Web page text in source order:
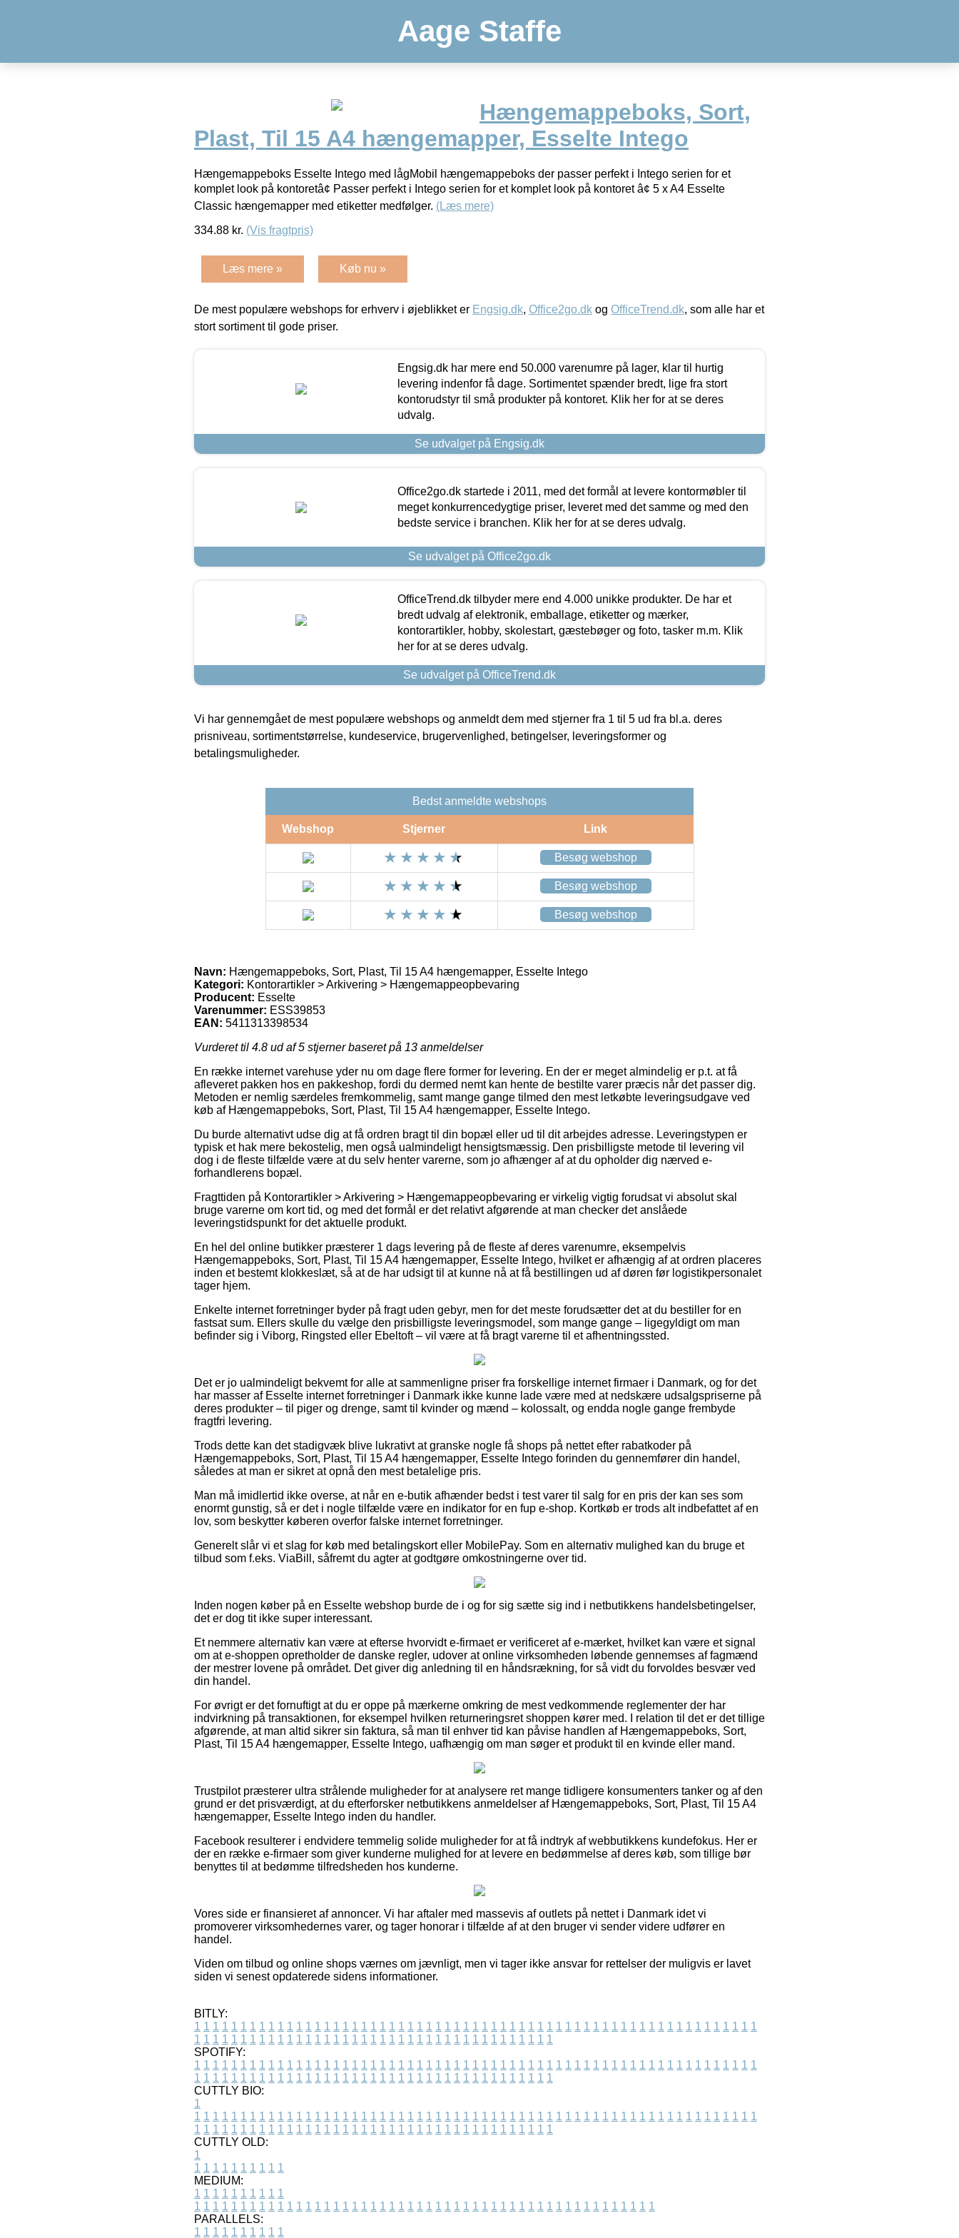
Aage Staffe
Hængemappeboks, Sort,
Plast, Til 15 A4 hængemapper, Esselte Intego
Hængemappeboks Esselte Intego med lågMobil hængemappeboks der passer perfekt i Intego serien for et
komplet look på kontoretâ¢ Passer perfekt i Intego serien for et komplet look på kontoret â¢ 5 x A4 Esselte
Classic hængemapper med etiketter medfølger. (Læs mere)
334.88 kr. (Vis fragtpris)
Læs mere » Køb nu »
De mest populære webshops for erhverv i øjeblikket er Engsig.dk, Office2go.dk og OfficeTrend.dk, som alle har et
stort sortiment til gode priser.
Engsig.dk har mere end 50.000 varenumre på lager, klar til hurtig
levering indenfor få dage. Sortimentet spænder bredt, lige fra stort
kontorudstyr til små produkter på kontoret. Klik her for at se deres
udvalg.
Se udvalget på Engsig.dk
Office2go.dk startede i 2011, med det formål at levere kontormøbler til
meget konkurrencedygtige priser, leveret med det samme og med den
bedste service i branchen. Klik her for at se deres udvalg.
Se udvalget på Office2go.dk
OfficeTrend.dk tilbyder mere end 4.000 unikke produkter. De har et
bredt udvalg af elektronik, emballage, etiketter og mærker,
kontorartikler, hobby, skolestart, gæstebøger og foto, tasker m.m. Klik
her for at se deres udvalg.
Se udvalget på OfficeTrend.dk
Vi har gennemgået de mest populære webshops og anmeldt dem med stjerner fra 1 til 5 ud fra bl.a. deres
prisniveau, sortimentstørrelse, kundeservice, brugervenlighed, betingelser, leveringsformer og
betalingsmuligheder.
Bedst anmeldte webshops
Webshop Stjerner Link
Besøg webshop
Besøg webshop
Besøg webshop
Navn: Hængemappeboks, Sort, Plast, Til 15 A4 hængemapper, Esselte Intego
Kategori: Kontorartikler > Arkivering > Hængemappeopbevaring
Producent: Esselte
Varenummer: ESS39853
EAN: 5411313398534
Vurderet til 4.8 ud af 5 stjerner baseret på 13 anmeldelser
En række internet varehuse yder nu om dage flere former for levering. En der er meget almindelig er p.t. at få
afleveret pakken hos en pakkeshop, fordi du dermed nemt kan hente de bestilte varer præcis når det passer dig.
Metoden er nemlig særdeles fremkommelig, samt mange gange tilmed den mest letkøbte leveringsudgave ved
køb af Hængemappeboks, Sort, Plast, Til 15 A4 hængemapper, Esselte Intego.
Du burde alternativt udse dig at få ordren bragt til din bopæl eller ud til dit arbejdes adresse. Leveringstypen er
typisk et hak mere bekostelig, men også ualmindeligt hensigtsmæssig. Den prisbilligste metode til levering vil
dog i de fleste tilfælde være at du selv henter varerne, som jo afhænger af at du opholder dig nærved e-
forhandlerens bopæl.
Fragttiden på Kontorartikler > Arkivering > Hængemappeopbevaring er virkelig vigtig forudsat vi absolut skal
bruge varerne om kort tid, og med det formål er det relativt afgørende at man checker det anslåede
leveringstidspunkt for det aktuelle produkt.
En hel del online butikker præsterer 1 dags levering på de fleste af deres varenumre, eksempelvis
Hængemappeboks, Sort, Plast, Til 15 A4 hængemapper, Esselte Intego, hvilket er afhængig af at ordren placeres
inden et bestemt klokkeslæt, så at de har udsigt til at kunne nå at få bestillingen ud af døren før logistikpersonalet
tager hjem.
Enkelte internet forretninger byder på fragt uden gebyr, men for det meste forudsætter det at du bestiller for en
fastsat sum. Ellers skulle du vælge den prisbilligste leveringsmodel, som mange gange – ligegyldigt om man
befinder sig i Viborg, Ringsted eller Ebeltoft – vil være at få bragt varerne til et afhentningssted.
Det er jo ualmindeligt bekvemt for alle at sammenligne priser fra forskellige internet firmaer i Danmark, og for det
har masser af Esselte internet forretninger i Danmark ikke kunne lade være med at nedskære udsalgspriserne på
deres produkter – til piger og drenge, samt til kvinder og mænd – kolossalt, og endda nogle gange frembyde
fragtfri levering.
Trods dette kan det stadigvæk blive lukrativt at granske nogle få shops på nettet efter rabatkoder på
Hængemappeboks, Sort, Plast, Til 15 A4 hængemapper, Esselte Intego forinden du gennemfører din handel,
således at man er sikret at opnå den mest betalelige pris.
Man må imidlertid ikke overse, at når en e-butik afhænder bedst i test varer til salg for en pris der kan ses som
enormt gunstig, så er det i nogle tilfælde være en indikator for en fup e-shop. Kortkøb er trods alt indbefattet af en
lov, som beskytter køberen overfor falske internet forretninger.
Generelt slår vi et slag for køb med betalingskort eller MobilePay. Som en alternativ mulighed kan du bruge et
tilbud som f.eks. ViaBill, såfremt du agter at godtgøre omkostningerne over tid.
Inden nogen køber på en Esselte webshop burde de i og for sig sætte sig ind i netbutikkens handelsbetingelser,
det er dog tit ikke super interessant.
Et nemmere alternativ kan være at efterse hvorvidt e-firmaet er verificeret af e-mærket, hvilket kan være et signal
om at e-shoppen opretholder de danske regler, udover at online virksomheden løbende gennemses af fagmænd
der mestrer lovene på området. Det giver dig anledning til en håndsrækning, for så vidt du forvoldes besvær ved
din handel.
For øvrigt er det fornuftigt at du er oppe på mærkerne omkring de mest vedkommende reglementer der har
indvirkning på transaktionen, for eksempel hvilken returneringsret shoppen kører med. I relation til det er det tillige
afgørende, at man altid sikrer sin faktura, så man til enhver tid kan påvise handlen af Hængemappeboks, Sort,
Plast, Til 15 A4 hængemapper, Esselte Intego, uafhængig om man søger et produkt til en kvinde eller mand.
Trustpilot præsterer ultra strålende muligheder for at analysere ret mange tidligere konsumenters tanker og af den
grund er det prisværdigt, at du efterforsker netbutikkens anmeldelser af Hængemappeboks, Sort, Plast, Til 15 A4
hængemapper, Esselte Intego inden du handler.
Facebook resulterer i endvidere temmelig solide muligheder for at få indtryk af webbutikkens kundefokus. Her er
der en række e-firmaer som giver kunderne mulighed for at levere en bedømmelse af deres køb, som tillige bør
benyttes til at bedømme tilfredsheden hos kunderne.
Vores side er finansieret af annoncer. Vi har aftaler med massevis af outlets på nettet i Danmark idet vi
promoverer virksomhedernes varer, og tager honorar i tilfælde af at den bruger vi sender videre udfører en
handel.
Viden om tilbud og online shops værnes om jævnligt, men vi tager ikke ansvar for rettelser der muligvis er lavet
siden vi senest opdaterede sidens informationer.
BITLY:
1 1 1 1 1 1 1 1 1 1 1 1 1 1 1 1 1 1 1 1 1 1 1 1 1 1 1 1 1 1 1 1 1 1 1 1 1 1 1 1 1 1 1 1 1 1 1 1 1 1 1 1 1 1 1 1 1 1 1 1 1
1 1 1 1 1 1 1 1 1 1 1 1 1 1 1 1 1 1 1 1 1 1 1 1 1 1 1 1 1 1 1 1 1 1 1 1 1 1 1
SPOTIFY:
1 1 1 1 1 1 1 1 1 1 1 1 1 1 1 1 1 1 1 1 1 1 1 1 1 1 1 1 1 1 1 1 1 1 1 1 1 1 1 1 1 1 1 1 1 1 1 1 1 1 1 1 1 1 1 1 1 1 1 1 1
1 1 1 1 1 1 1 1 1 1 1 1 1 1 1 1 1 1 1 1 1 1 1 1 1 1 1 1 1 1 1 1 1 1 1 1 1 1 1
CUTTLY BIO:
1
1 1 1 1 1 1 1 1 1 1 1 1 1 1 1 1 1 1 1 1 1 1 1 1 1 1 1 1 1 1 1 1 1 1 1 1 1 1 1 1 1 1 1 1 1 1 1 1 1 1 1 1 1 1 1 1 1 1 1 1 1
1 1 1 1 1 1 1 1 1 1 1 1 1 1 1 1 1 1 1 1 1 1 1 1 1 1 1 1 1 1 1 1 1 1 1 1 1 1 1
CUTTLY OLD:
1
1 1 1 1 1 1 1 1 1 1
MEDIUM:
1 1 1 1 1 1 1 1 1 1
1 1 1 1 1 1 1 1 1 1 1 1 1 1 1 1 1 1 1 1 1 1 1 1 1 1 1 1 1 1 1 1 1 1 1 1 1 1 1 1 1 1 1 1 1 1 1 1 1 1
PARALLELS:
1 1 1 1 1 1 1 1 1 1